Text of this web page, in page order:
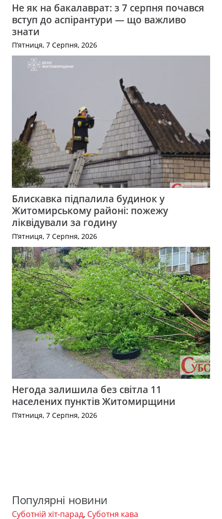
Не як на бакалаврат: з 7 серпня почався
вступ до аспірантури — що важливо
знати
П’ятниця, 7 Серпня, 2026
Блискавка підпалила будинок у
Житомирському районі: пожежу
ліквідували за годину
П’ятниця, 7 Серпня, 2026
Негода залишила без світла 11
населених пунктів Житомирщини
П’ятниця, 7 Серпня, 2026
Популярні новини
Суботній хіт-парад, Суботня кава